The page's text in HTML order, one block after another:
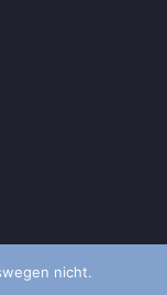
nicht.